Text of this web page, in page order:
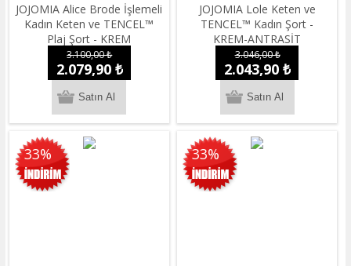
JOJOMIA Alice Brode İşlemeli
Kadın Keten ve TENCEL™
Plaj Şort - KREM
3.100,00 ₺
2.079,90 ₺
JOJOMIA Lole Keten ve
TENCEL™ Kadın Şort -
KREM-ANTRASİT
3.046,00 ₺
2.043,90 ₺
33% 33%